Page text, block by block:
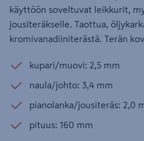
käyttöön soveltuvat leikkurit,
jousiteräkselle. Taottua,
kromivanadiiniterästä. Terän
kupari/muovi: 2,5 mm
naula/johto: 3,4 mm
pianolanka/jousiteräs: 2,0
pituus: 160 mm